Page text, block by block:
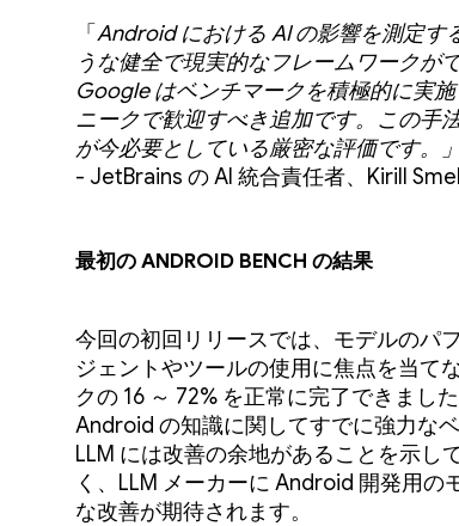
「 Android における AI の影響を測定す
うな健全で現実的なフレームワークが
Google はベンチマークを積極的に実
ニークで歓迎すべき追加です。この手
が今必要としている厳密な評価です。」
- JetBrains の AI 統合責任者、Kirill
最初の Android Bench の結果
今回の初回リリースでは、モデルのパ
ジェントやツールの使用に焦点を当て
クの 16 ～ 72% を正常に完了できまし
Android の知識に関してすでに強力な
LLM には改善の余地があることを示し
く、LLM メーカーに Android 開発用
な改善が期待されます。